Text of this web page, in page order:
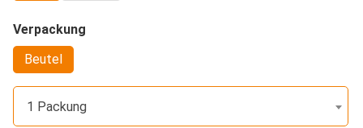
Verpackung
Beutel
1 Packung